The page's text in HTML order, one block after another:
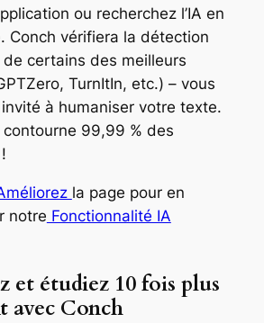
ou recherchez l’IA en
Conch vérifiera la détection
de certains des meilleurs
TurnItIn, etc.) – vous
à humaniser votre texte.
contourne 99,99 % des
la page pour en
notre Fonctionnalité IA
et étudiez 10 fois plus
avec Conch